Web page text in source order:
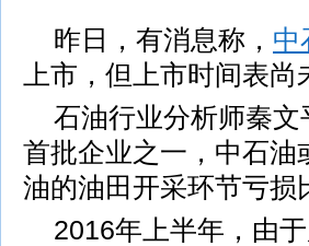
昨日，有消息称， 中
上市，但上市时间表尚
石油行业分析师秦
首批企业之一，中石油
油的油田开采环节亏损
2016年上半年，由